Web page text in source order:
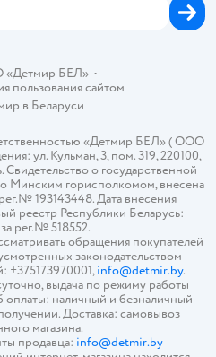
БЕЛ»•
пользования сайтом
в Беларуси
«Детмир БЕЛ» ( ООО
ул. Кульман, 3, пом. 319, 220100,
Свидетельство о государственной
Минским горисполкомом, внесена
193143448. Дата внесения
реестр Республики Беларусь:
рег.№ 518552.
обращения покупателей
законодательством
+375173970001,info@detmir.by.
выдача по режиму работы
оплаты: наличный и безналичный
Доставка: самовывоз
магазина.
продавца: info@detmir.by